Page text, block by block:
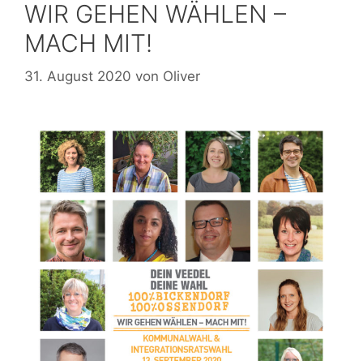
WIR GEHEN WÄHLEN –
MACH MIT!
31. August 2020 von Oliver